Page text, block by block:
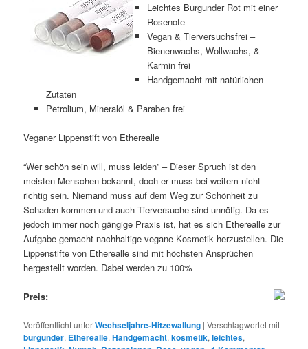
Leichtes Burgunder Rot mit einer
Rosenote
Vegan & Tierversuchsfrei –
Bienenwachs, Wollwachs, &
Karmin frei
Handgemacht mit natürlichen
Zutaten
Petrolium, Mineralöl & Paraben frei
Veganer Lippenstift von Etherealle
“Wer schön sein will, muss leiden” – Dieser Spruch ist den
meisten Menschen bekannt, doch er muss bei weitem nicht
richtig sein. Niemand muss auf dem Weg zur Schönheit zu
Schaden kommen und auch Tierversuche sind unnötig. Da es
jedoch immer noch gängige Praxis ist, hat es sich Etherealle zur
Aufgabe gemacht nachhaltige vegane Kosmetik herzustellen. Die
Lippenstifte von Etherealle sind mit höchsten Ansprüchen
hergestellt worden. Dabei werden zu 100%
Preis:
Veröffentlicht unterWechseljahre-Hitzewallung |Verschlagwortet mit
burgunder, Etherealle,Handgemacht,kosmetik,leichtes,